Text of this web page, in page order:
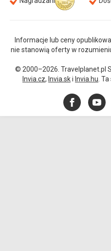
Informacje lub ceny
nie stanowią oferty w
© 2000–2026. Travelplanet.pl
Invia.cz, Invia.ski Invia.hu .
Facebook